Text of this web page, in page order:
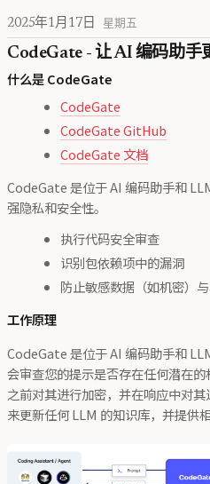
2025年1月17日 星期五
CodeGate - 让 AI 编码助手
什么是 CodeGate
CodeGate
CodeGate GitHub
CodeGate 文档
CodeGate 是位于 AI 编码助手和
强隐私和安全性。
执行代码安全审查
识别包依赖项中的漏洞
防止敏感数据（如机密）
工作原理
CodeGate 是位于 AI 编码助手和
会审查您的提示是否存在任何潜在
之前对其进行加密，并在响应中对
来更新任何 LLM 的知识库，并提供